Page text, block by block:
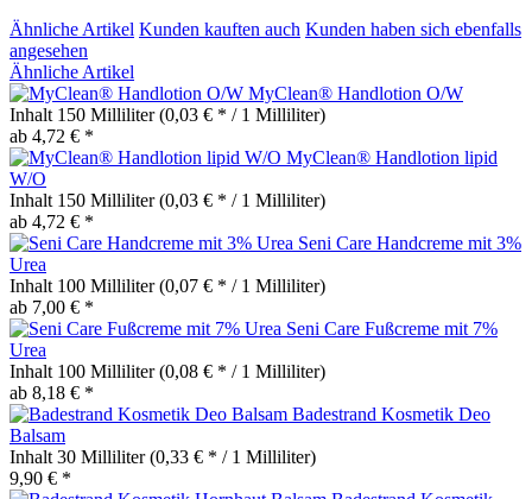
Ähnliche Artikel Kunden kauften auch Kunden haben sich ebenfalls
angesehen
Ähnliche Artikel
MyClean® Handlotion O/W
Inhalt 150 Milliliter(0,03 € * / 1 Milliliter)
ab 4,72 € *
MyClean® Handlotion lipid
W/O
Inhalt 150 Milliliter(0,03 € * / 1 Milliliter)
ab 4,72 € *
Seni Care Handcreme mit 3%
Urea
Inhalt 100 Milliliter(0,07 € * / 1 Milliliter)
ab 7,00 € *
Seni Care Fußcreme mit 7%
Urea
Inhalt 100 Milliliter(0,08 € * / 1 Milliliter)
ab 8,18 € *
Badestrand Kosmetik Deo
Balsam
Inhalt 30 Milliliter(0,33 € * / 1 Milliliter)
9,90 € *